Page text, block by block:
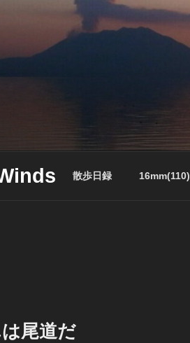
散歩日録 16mm(110)
尾道だ